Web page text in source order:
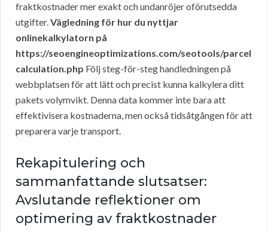
fraktkostnader mer exakt och undanröjer oförutsedda
utgifter.Vägledning för hur du nyttjar
onlinekalkylatorn på
https://seoengineoptimizations.com/seotools/parcel
calculation.php Följ steg-för-steg handledningen på
webbplatsen för att lätt och precist kunna kalkylera ditt
pakets volymvikt. Denna data kommer inte bara att
effektivisera kostnaderna, men också tidsåtgången för att
preparera varje transport.
Rekapitulering och
sammanfattande slutsatser:
Avslutande reflektioner om
optimering av fraktkostnader